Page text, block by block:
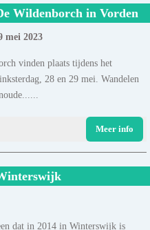
Wildenborch in Vorden
mei 2023
vinden plaats tijdens het
28 en 29 mei. Wandelen
Meer info
dat in 2014 in Winterswijk is